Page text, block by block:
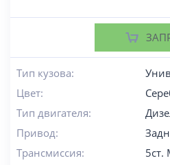
Тип кузова:
Цвет:
Тип двигателя:
Привод:
Трансмиссия: